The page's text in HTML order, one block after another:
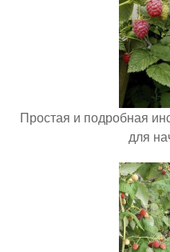
Простая и подробная
для